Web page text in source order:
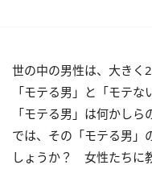
世の中の男性は、大きく
「モテる男」と「モテな
「モテる男」は何かしら
では、その「モテる男」
しょうか？ 女性たちに